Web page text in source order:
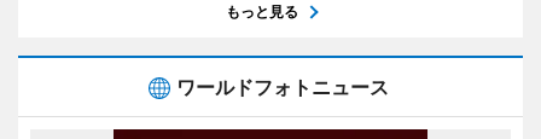
もっと見る
ワールドフォトニュース